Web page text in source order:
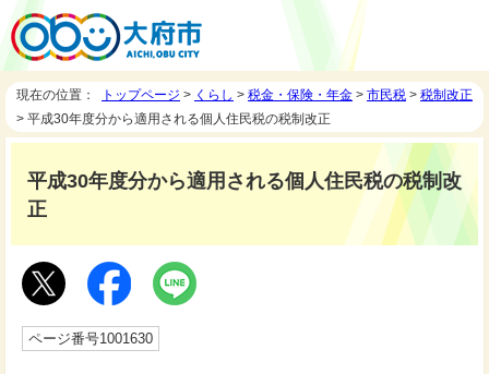
現在の位置： トップページ > くらし > 税金・保険・年金 > 市民税 > 税制改正
> 平成30年度分から適用される個人住民税の税制改正
平成30年度分から適用される個人住民税の税制改
正
ページ番号1001630